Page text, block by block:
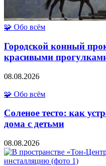
🧩 Обо всём
Городской конный
красивыми
08.08.2026
🧩 Обо всём
Соленое тесто: как
дома с детьми
08.08.2026